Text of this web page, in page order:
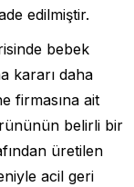
edilmiştir.
bebek
kararı daha
firmasına ait
belirli bir
üretilen
acil geri